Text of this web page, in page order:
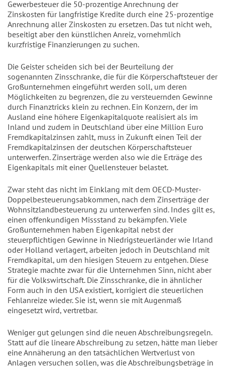
Gewerbesteuer die 50-prozentige Anrechnung der
Zinskosten für langfristige Kredite durch eine 25-prozentige
Anrechnung aller Zinskosten zu ersetzen. Das tut nicht weh,
beseitigt aber den künstlichen Anreiz, vornehmlich
kurzfristige Finanzierungen zu suchen.
Die Geister scheiden sich bei der Beurteilung der
sogenannten Zinsschranke, die für die Körperschaftsteuer der
Großunternehmen eingeführt werden soll, um deren
Möglichkeiten zu begrenzen, die zu versteuernden Gewinne
durch Finanztricks klein zu rechnen. Ein Konzern, der im
Ausland eine höhere Eigenkapitalquote realisiert als im
Inland und zudem in Deutschland über eine Million Euro
Fremdkapitalzinsen zahlt, muss in Zukunft einen Teil der
Fremdkapitalzinsen der deutschen Körperschaftsteuer
unterwerfen. Zinserträge werden also wie die Erträge des
Eigenkapitals mit einer Quellensteuer belastet.
Zwar steht das nicht im Einklang mit dem OECD-Muster-
Doppelbesteuerungsabkommen, nach dem Zinserträge der
Wohnsitzlandbesteuerung zu unterwerfen sind. Indes gilt es,
einen offenkundigen Missstand zu bekämpfen. Viele
Großunternehmen haben Eigenkapital nebst der
steuerpflichtigen Gewinne in Niedrigsteuerländer wie Irland
oder Holland verlagert, arbeiten jedoch in Deutschland mit
Fremdkapital, um den hiesigen Steuern zu entgehen. Diese
Strategie machte zwar für die Unternehmen Sinn, nicht aber
für die Volkswirtschaft. Die Zinsschranke, die in ähnlicher
Form auch in den USA existiert, korrigiert die steuerlichen
Fehlanreize wieder. Sie ist, wenn sie mit Augenmaß
eingesetzt wird, vertretbar.
Weniger gut gelungen sind die neuen Abschreibungsregeln.
Statt auf die lineare Abschreibung zu setzen, hätte man lieber
eine Annäherung an den tatsächlichen Wertverlust von
Anlagen versuchen sollen, was die Abschreibungsbeträge in